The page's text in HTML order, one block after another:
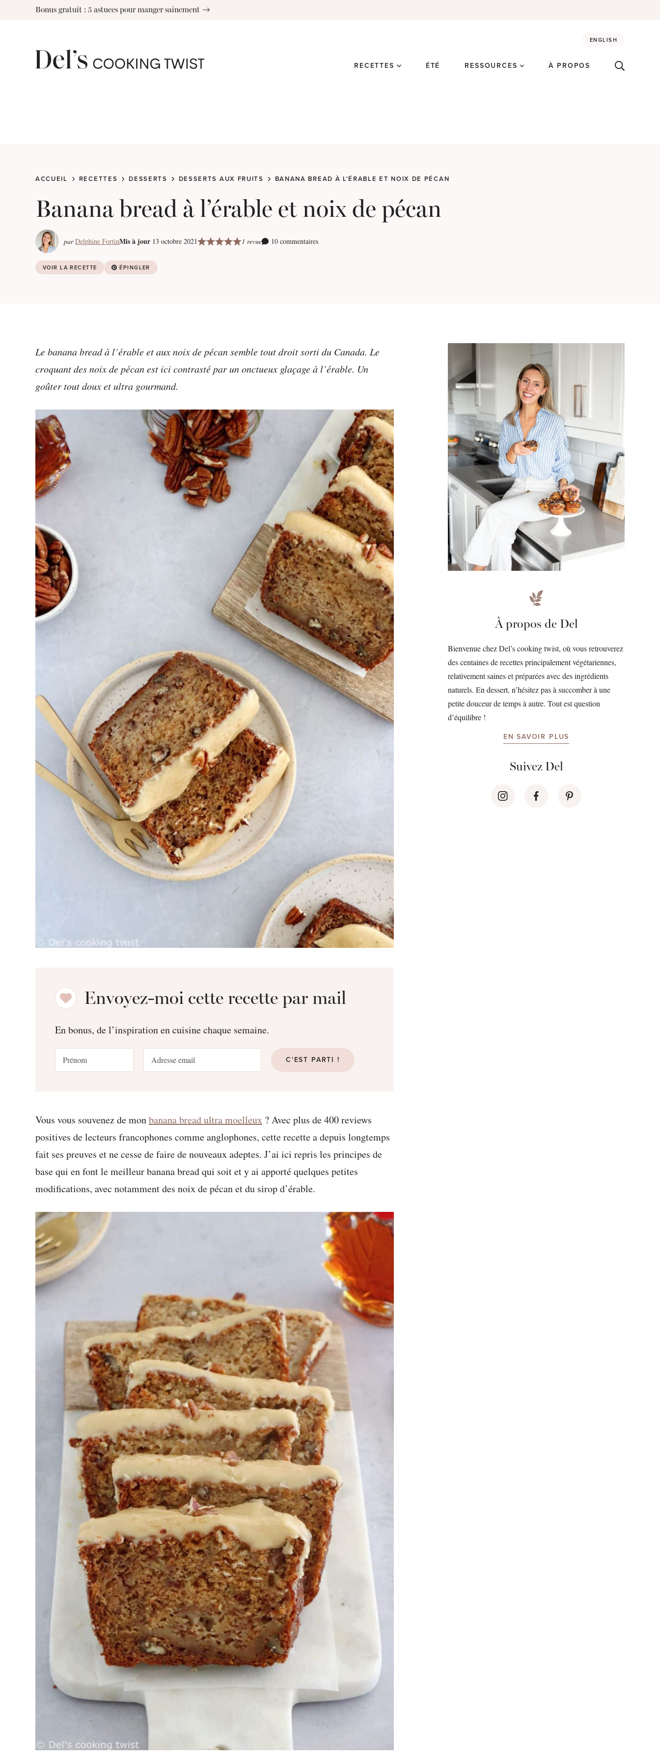
Bonus gratuit : 5 astuces pour manger sainement
ENGLISH
RECETTES ÉTÉ RESSOURCES À PROPOS
ACCUEIL RECETTES DESSERTS DESSERTS AUX FRUITS BANANA BREAD À L’ÉRABLE ET NOIX DE PÉCAN
Banana bread à l’érable et noix de pécan
par Delphine FortinMis à jour 13 octobre 2021 1 revue 10 commentaires
VOIR LA RECETTE ÉPINGLER
Le banana bread à l’érable et aux noix de pécan semble tout droit sorti du Canada. Le
croquant des noix de pécan est ici contrasté par un onctueux glaçage à l’érable. Un
goûter tout doux et ultra gourmand.
Envoyez-moi cette recette par mail
En bonus, de l’inspiration en cuisine chaque semaine.
C'EST PARTI !
Vous vous souvenez de monbanana bread ultra moelleux ? Avec plus de 400 reviews
positives de lecteurs francophones comme anglophones, cette recette a depuis longtemps
fait ses preuves et ne cesse de faire de nouveaux adeptes. J’ai ici repris les principes de
base qui en font le meilleur banana bread qui soit et y ai apporté quelques petites
modifications, avec notamment des noix de pécan et du sirop d’érable.
À propos de Del
Bienvenue chez Del’s cooking twist, où vous retrouverez
des centaines de recettes principalement végétariennes,
relativement saines et préparées avec des ingrédients
naturels. En dessert, n’hésitez pas à succomber à une
petite douceur de temps à autre. Tout est question
d’équilibre !
EN SAVOIR PLUS
Suivez Del